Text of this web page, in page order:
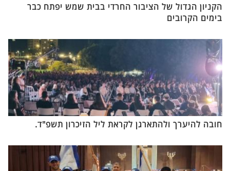
הקניון הגדול של הציבור החרדי בבית שמש יפתח כבר
בימים הקרובים
חובה להיערך ולהתארגן לקראת ליל הזיכרון תשפ"ד.